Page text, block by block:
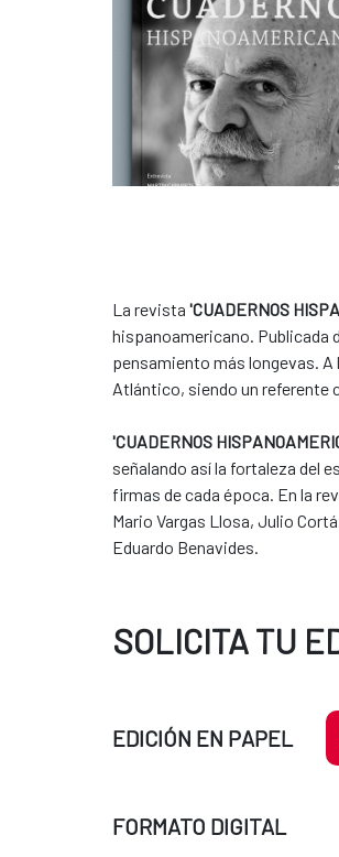
La revista 'CUADERNOS
hispanoamericano. Publicada
pensamiento más longevas. A
Atlántico, siendo un referente
'CUADERNOS
señalando así la fortaleza del
firmas de cada época. En la
Mario Vargas Llosa, Julio
Eduardo Benavides.
SOLICITA TU
EDICIÓN EN PAPEL
FORMATO DIGITAL